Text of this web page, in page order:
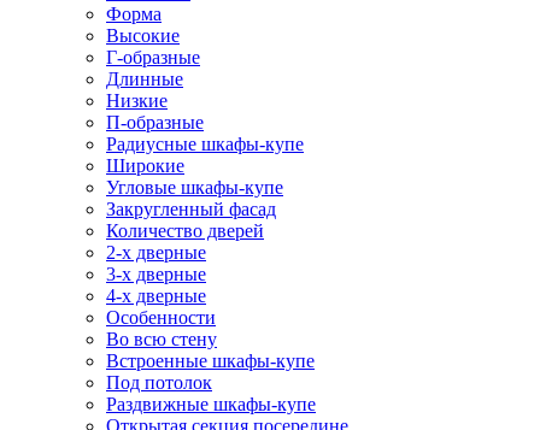
Форма
Высокие
Г-образные
Длинные
Низкие
П-образные
Радиусные шкафы-купе
Широкие
Угловые шкафы-купе
Закругленный фасад
Количество дверей
2-х дверные
3-х дверные
4-х дверные
Особенности
Во всю стену
Встроенные шкафы-купе
Под потолок
Раздвижные шкафы-купе
Открытая секция посередине